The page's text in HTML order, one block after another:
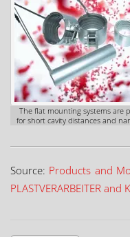
The flat mounting systems are
for short cavity distances and
Source: Products and
PLASTVERARBEITER and